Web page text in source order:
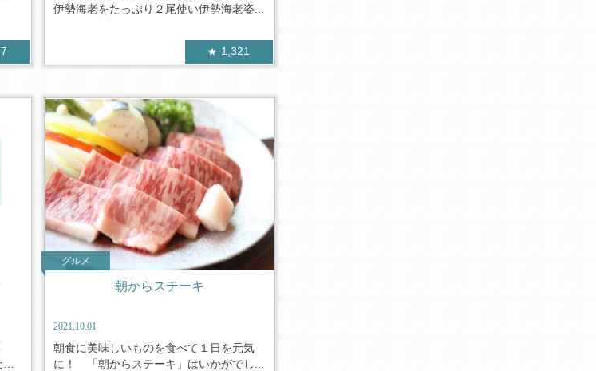
伊勢海老をたっぷり２尾使い伊勢海老姿...
1,321
グルメ
朝からステーキ
2021.10.01
朝食に美味しいものを食べて１日を元気
に！ 「朝からステーキ」はいかがでし...